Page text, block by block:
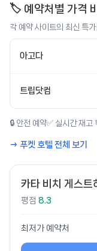
🏷️ 예약처별 가격
각 예약 사이트의 최신 특
아고다
트립닷컴
🔒 안전 예약✅ 실시간 재고
→ 푸켓 호텔 전체 보기
카타 비치 게스트
평점 8.3
최저가 예약처